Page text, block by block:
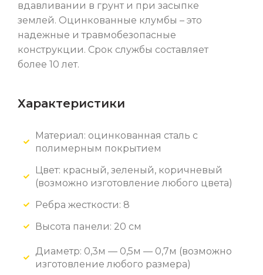
вдавливании в грунт и при засыпке
землей. Оцинкованные клумбы – это
надежные и травмобезопасные
конструкции. Срок службы составляет
более 10 лет.
Характеристики
Материал: оцинкованная сталь с
полимерным покрытием
Цвет: красный, зеленый, коричневый
(возможно изготовление любого цвета)
Ребра жесткости: 8
Высота панели: 20 см
Диаметр: 0,3м — 0,5м — 0,7м (возможно
изготовление любого размера)